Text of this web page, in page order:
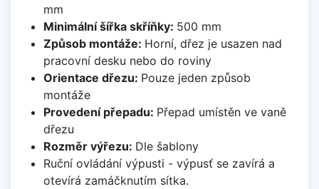
mm
Minimální šířka skříňky: 500 mm
Způsob montáže: Horní, dřez je usazen nad
pracovní desku nebo do roviny
Orientace dřezu: Pouze jeden způsob
montáže
Provedení přepadu: Přepad umístěn ve vaně
dřezu
Rozměr výřezu: Dle šablony
Ruční ovládání výpusti - výpusť se zavírá a
otevírá zamáčknutím sítka.